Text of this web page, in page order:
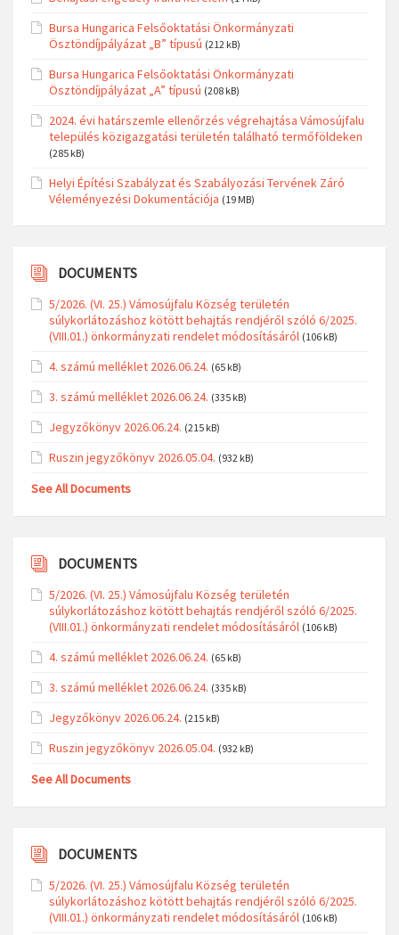
Bursa Hungarica Felsőoktatási Önkormányzati
Ösztöndíjpályázat „B” típusú (212 kB)
Bursa Hungarica Felsőoktatási Önkormányzati
Ösztöndíjpályázat „A” típusú (208 kB)
2024. évi határszemle ellenőrzés végrehajtása Vámosújfalu
település közigazgatási területén található termőföldeken
(285 kB)
Helyi Építési Szabályzat és Szabályozási Tervének Záró
Véleményezési Dokumentációja (19 MB)
DOCUMENTS
5/2026. (VI. 25.) Vámosújfalu Község területén
súlykorlátozáshoz kötött behajtás rendjéről szóló 6/2025.
(VIII.01.) önkormányzati rendelet módosításáról (106 kB)
4. számú melléklet 2026.06.24. (65 kB)
3. számú melléklet 2026.06.24. (335 kB)
Jegyzőkönyv 2026.06.24. (215 kB)
Ruszin jegyzőkönyv 2026.05.04. (932 kB)
See All Documents
DOCUMENTS
5/2026. (VI. 25.) Vámosújfalu Község területén
súlykorlátozáshoz kötött behajtás rendjéről szóló 6/2025.
(VIII.01.) önkormányzati rendelet módosításáról (106 kB)
4. számú melléklet 2026.06.24. (65 kB)
3. számú melléklet 2026.06.24. (335 kB)
Jegyzőkönyv 2026.06.24. (215 kB)
Ruszin jegyzőkönyv 2026.05.04. (932 kB)
See All Documents
DOCUMENTS
5/2026. (VI. 25.) Vámosújfalu Község területén
súlykorlátozáshoz kötött behajtás rendjéről szóló 6/2025.
(VIII.01.) önkormányzati rendelet módosításáról (106 kB)